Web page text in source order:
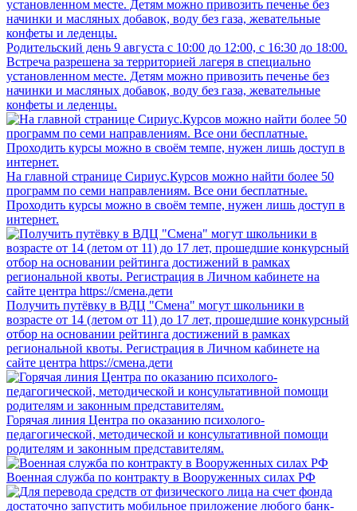
Родительский день 9 августа с 10:00 до 12:00, с 16:30 до 18:00.
Встреча разрешена за территорией лагеря в специально
установленном месте. Детям можно привозить печенье без
начинки и масляных добавок, воду без газа, жевательные
конфеты и леденцы.
На главной странице Сириус.Курсов можно найти более 50
программ по семи направлениям. Все они бесплатные.
Проходить курсы можно в своём темпе, нужен лишь доступ в
интернет.
Получить путёвку в ВДЦ "Смена" могут школьники в
возрасте от 14 (летом от 11) до 17 лет, прошедшие конкурсный
отбор на основании рейтинга достижений в рамках
региональной квоты. Регистрация в Личном кабинете на
сайте центра https://смена.дети
Горячая линия Центра по оказанию психолого-
педагогической, методической и консультативной помощи
родителям и законным представителям.
Военная служба по контракту в Вооруженных силах РФ